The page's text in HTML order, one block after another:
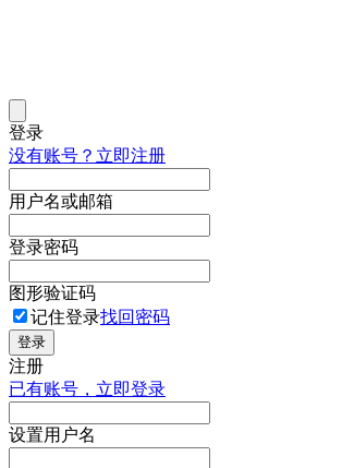
登录
没有账号？立即注册
用户名或邮箱
登录密码
图形验证码
记住登录找回密码
登录
注册
已有账号，立即登录
设置用户名